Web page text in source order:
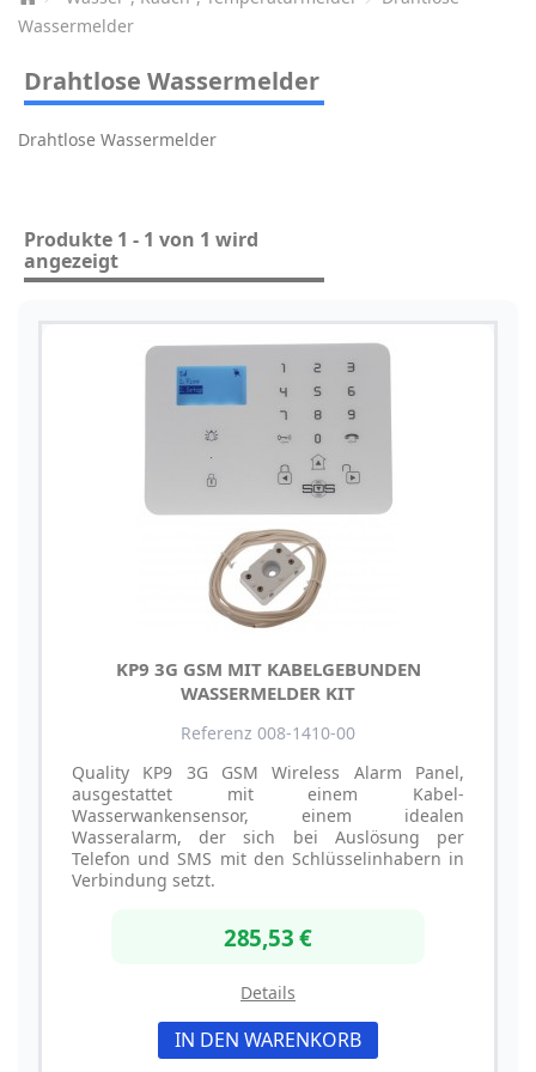
Wassermelder
Drahtlose Wassermelder
Drahtlose Wassermelder
Produkte 1 - 1 von 1 wird
angezeigt
KP9 3G GSM MIT KABELGEBUNDEN
WASSERMELDER KIT
Referenz 008-1410-00
Quality KP9 3G GSM Wireless Alarm Panel,
ausgestattet mit einem Kabel-
Wasserwankensensor, einem idealen
Wasseralarm, der sich bei Auslösung per
Telefon und SMS mit den Schlüsselinhabern in
Verbindung setzt.
285,53 €
Details
IN DEN WARENKORB